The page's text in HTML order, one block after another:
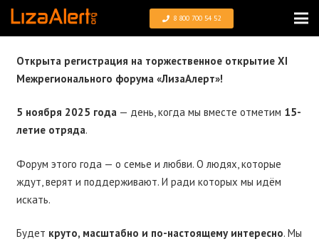
8 800 700 54 52
Открыта регистрация на торжественное открытие XI
Межрегионального форума «ЛизаАлерт»!
5 ноября 2025 года— день, когда мы вместе отметим 15-
летие отряда.
Форум этого года — о семье и любви. О людях, которые
ждут, верят и поддерживают. И ради которых мы идём
искать.
Будет круто, масштабно и по-настоящему интересно. Мы